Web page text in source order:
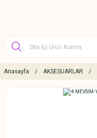
Anasayfa AKSESUARLAR